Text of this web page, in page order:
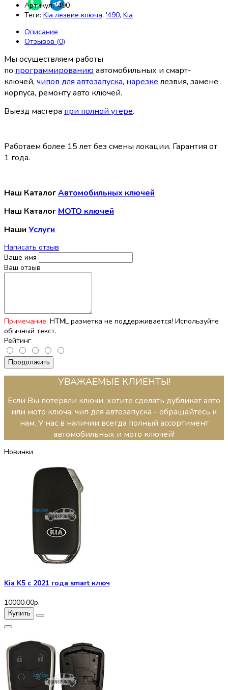
Артикул:'490
Теги: Kia лезвие ключа, '490, Kia
Описание
Отзывов (0)
Мы осуществляем работы
по программированию автомобильных и смарт-
ключей, чипов для автозапуска, нарезке лезвия, замене
корпуса, ремонту авто ключей.
Выезд мастера при полной утере.
Работаем более 15 лет без смены локации. Гарантия от
1 года.
Наш КаталогАвтомобильных ключей
Наш Каталог МОТО ключей
Наши Услуги
Написать отзыв
Ваше имя
Ваш отзыв
Примечание: HTML разметка не поддерживается! Используйте
обычный текст.
Рейтинг
Продолжить
УВАЖАЕМЫЕ КЛИЕНТЫ!
Если Вы потеряли ключи, хотите сделать дубликат авто
или мото ключа, чип для автозапуска - обращайтесь к
нам. У нас в наличии всегда полный ассортимент
автомобильных и мото ключей!
Новинки
Kia K5 с 2021 года smart ключ
10000.00р.
Купить